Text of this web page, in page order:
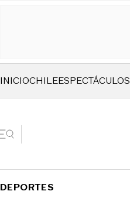
INICIOCHILEESPECTÁCULOS
DEPORTES